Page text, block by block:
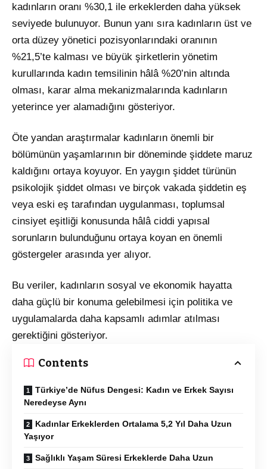
kadınların oranı %30,1 ile erkeklerden daha yüksek
seviyede bulunuyor. Bunun yanı sıra kadınların üst ve
orta düzey yönetici pozisyonlarındaki oranının
%21,5’te kalması ve büyük şirketlerin yönetim
kurullarında kadın temsilinin hâlâ %20’nin altında
olması, karar alma mekanizmalarında kadınların
yeterince yer alamadığını gösteriyor.
Öte yandan araştırmalar kadınların önemli bir
bölümünün yaşamlarının bir döneminde şiddete maruz
kaldığını ortaya koyuyor. En yaygın şiddet türünün
psikolojik şiddet olması ve birçok vakada şiddetin eş
veya eski eş tarafından uygulanması, toplumsal
cinsiyet eşitliği konusunda hâlâ ciddi yapısal
sorunların bulunduğunu ortaya koyan en önemli
göstergeler arasında yer alıyor.
Bu veriler, kadınların sosyal ve ekonomik hayatta
daha güçlü bir konuma gelebilmesi için politika ve
uygulamalarda daha kapsamlı adımlar atılması
gerektiğini gösteriyor.
Contents
Türkiye’de Nüfus Dengesi: Kadın ve Erkek Sayısı
Neredeyse Aynı
Kadınlar Erkeklerden Ortalama 5,2 Yıl Daha Uzun
Yaşıyor
Sağlıklı Yaşam Süresi Erkeklerde Daha Uzun